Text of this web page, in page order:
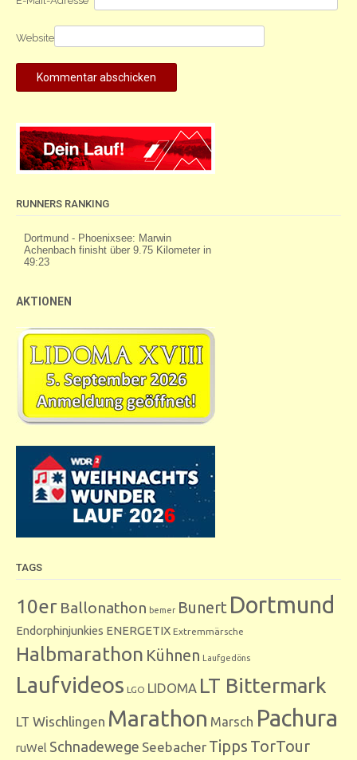
Website
RUNNERS RANKING
AKTIONEN
TAGS
10er Ballonathon bemer Bunert Dortmund
Endorphinjunkies ENERGETIX Extremmärsche
Halbmarathon Kühnen Laufgedöns
Laufvideos LGO LIDOMA LT Bittermark
LT Wischlingen Marathon Marsch Pachura
ruWel Schnadewege Seebacher Tipps TorTour